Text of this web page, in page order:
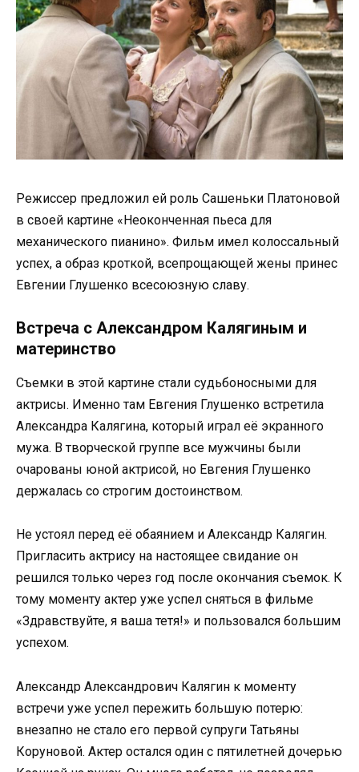
Режиссер предложил ей роль Сашеньки Платоновой
в своей картине «Неоконченная пьеса для
механического пианино». Фильм имел колоссальный
успех, а образ кроткой, всепрощающей жены принес
Евгении Глушенко всесоюзную славу.
Встреча с Александром Калягиным и
материнство
Съемки в этой картине стали судьбоносными для
актрисы. Именно там Евгения Глушенко встретила
Александра Калягина, который играл её экранного
мужа. В творческой группе все мужчины были
очарованы юной актрисой, но Евгения Глушенко
держалась со строгим достоинством.
Не устоял перед её обаянием и Александр Калягин.
Пригласить актрису на настоящее свидание он
решился только через год после окончания съемок. К
тому моменту актер уже успел сняться в фильме
«Здравствуйте, я ваша тетя!» и пользовался большим
успехом.
Александр Александрович Калягин к моменту
встречи уже успел пережить большую потерю:
внезапно не стало его первой супруги Татьяны
Коруновой. Актер остался один с пятилетней дочерью